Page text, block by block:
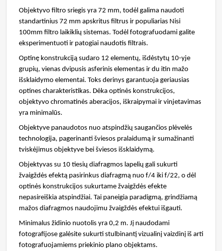
Objektyvo filtro sriegis yra 72 mm, todėl galima naudoti
standartinius 72 mm apskritus filtrus ir populiarias Nisi
100mm filtro laikiklių sistemas. Todėl fotografuodami galite
eksperimentuoti ir patogiai naudotis filtrais.
Optinę konstrukciją sudaro 12 elementų, išdėstytų 10-yje
grupių, vienas dvipusis asferinis elementas ir du itin mažo
išsklaidymo elementai. Toks derinys garantuoja geriausias
optines charakteristikas. Dėka optinės konstrukcijos,
objektyvo chromatinės aberacijos, iškraipymai ir vinjetavimas
yra minimalūs.
Objektyve panaudotos nuo atspindžių saugančios plėvelės
technologija, pagerinanti šviesos pralaidumą ir sumažinanti
tviskėjimus objektyve bei šviesos išsklaidymą.
Objektyvas su 10 tiesių diafragmos lapelių gali sukurti
žvaigždės efektą pasirinkus diafragmą nuo f/4 iki f/22, o dėl
optinės konstrukcijos sukurtame žvaigždės efekte
nepasireiškia atspindžiai. Tai paneigia paradigmą, grindžiamą
mažos diafragmos naudojimu žvaigždės efektui išgauti.
Minimalus židinio nuotolis yra 0,2 m. Jį naudodami
fotografijose galėsite sukurti stulbinantį vizualinį vaizdinį iš arti
fotografuojamiems priekinio plano objektams.